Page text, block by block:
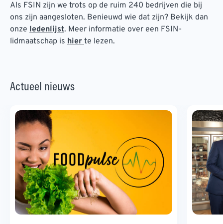
Als FSIN zijn we trots op de ruim 240 bedrijven die bij
ons zijn aangesloten. Benieuwd wie dat zijn? Bekijk dan
onze ledenlijst. Meer informatie over een FSIN-
lidmaatschap is hier te lezen.
Actueel nieuws